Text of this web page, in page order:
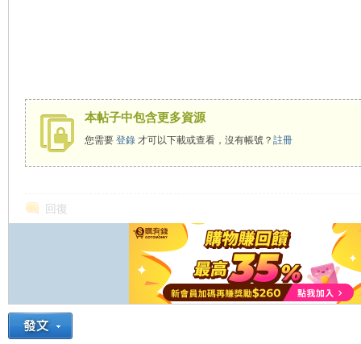
本帖子中包含更多資源
您需要 登錄 才可以下載或查看，沒有帳號？ 註冊
回復